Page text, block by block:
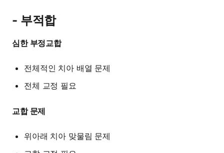
- 부적합
심한 부정교합
전체적인 치아 배열 문제
전체 교정 필요
교합 문제
위아래 치아 맞물림 문제